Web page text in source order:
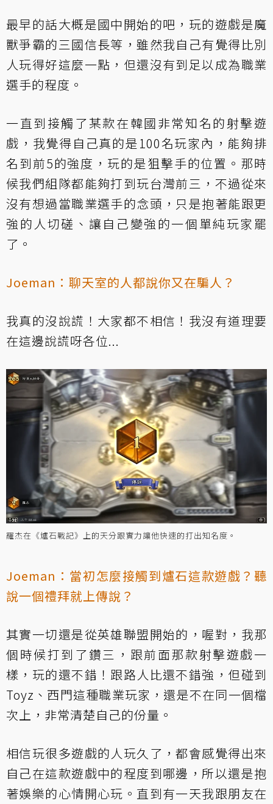
最早的話大概是國中開始的吧，玩的遊戲是魔
獸爭霸的三國信長等，雖然我自己有覺得比別
人玩得好這麼一點，但還沒有到足以成為職業
選手的程度。
一直到接觸了某款在韓國非常知名的射擊遊
戲，我覺得自己真的是100名玩家內，能夠排
名到前5的強度，玩的是狙擊手的位置。那時
候我們組隊都能夠打到玩台灣前三，不過從來
沒有想過當職業選手的念頭，只是抱著能跟更
強的人切磋、讓自己變強的一個單純玩家罷
了。
Joeman：聊天室的人都說你又在騙人？
我真的沒說謊！大家都不相信！我沒有道理要
在這邊說謊呀各位...
羅杰在《爐石戰記》上的天分跟實力讓他快速的打出知名度。
Joeman：當初怎麼接觸到爐石這款遊戲？聽
說一個禮拜就上傳說？
其實一切還是從英雄聯盟開始的，喔對，我那
個時候打到了鑽三，跟前面那款射擊遊戲一
樣，玩的還不錯！跟路人比還不錯強，但碰到
Toyz、西門這種職業玩家，還是不在同一個檔
次上，非常清楚自己的份量。
相信玩很多遊戲的人玩久了，都會感覺得出來
自己在這款遊戲中的程度到哪邊，所以還是抱
著娛樂的心情開心玩。直到有一天我跟朋友在